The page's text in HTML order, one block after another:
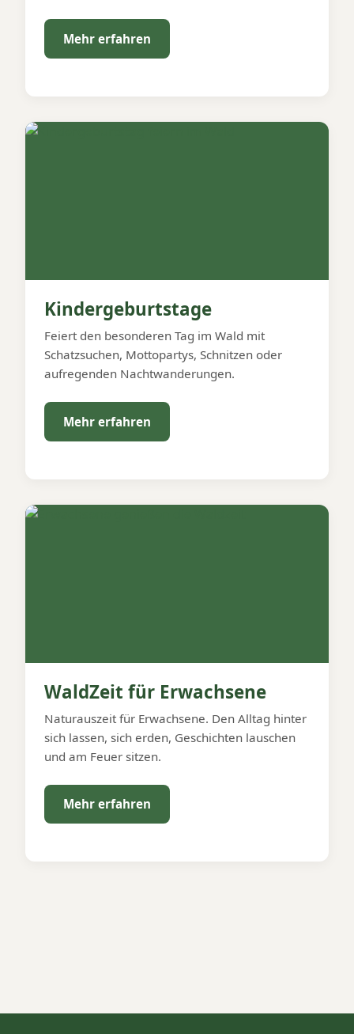
Mehr erfahren
Kindergeburtstage
Feiert den besonderen Tag im Wald mit
Schatzsuchen, Mottopartys, Schnitzen oder
aufregenden Nachtwanderungen.
Mehr erfahren
WaldZeit für Erwachsene
Naturauszeit für Erwachsene. Den Alltag hinter
sich lassen, sich erden, Geschichten lauschen
und am Feuer sitzen.
Mehr erfahren